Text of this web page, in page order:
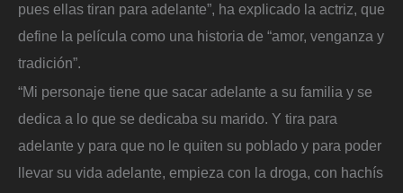
pues ellas tiran para adelante”, ha explicado la actriz, que
define la película como una historia de “amor, venganza y
tradición”.
“Mi personaje tiene que sacar adelante a su familia y se
dedica a lo que se dedicaba su marido. Y tira para
adelante y para que no le quiten su poblado y para poder
llevar su vida adelante, empieza con la droga, con hachís